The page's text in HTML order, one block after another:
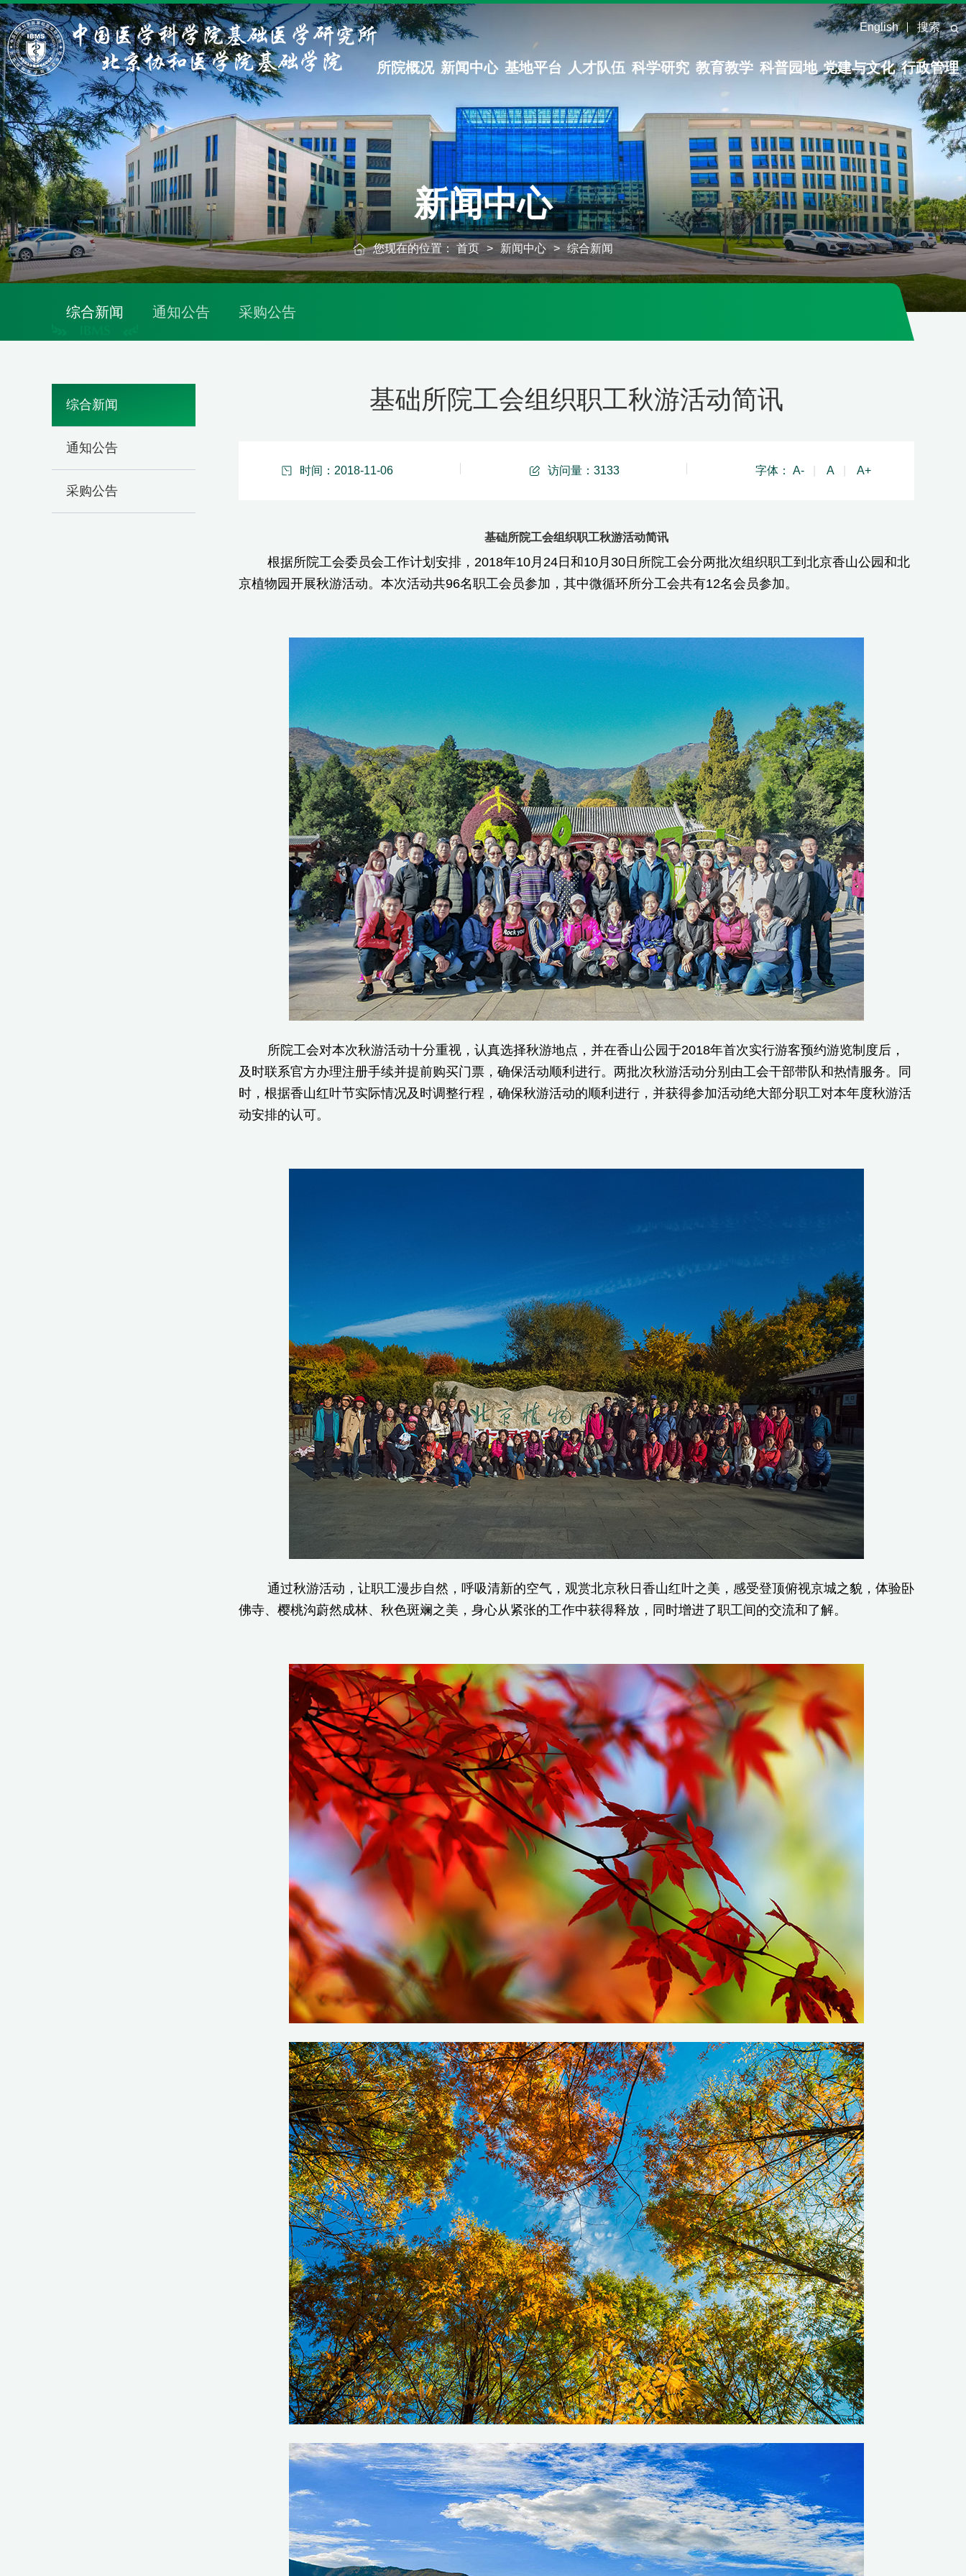
English 搜索
所院概况 新闻中心 基地平台 人才队伍 科学研究 教育教学 科普园地 党建与文化 行政管理
新闻中心
您现在的位置： 首页 > 新闻中心 > 综合新闻
综合新闻 通知公告 采购公告
综合新闻
通知公告
采购公告
基础所院工会组织职工秋游活动简讯
时间：2018-11-06 访问量： 3133 字体： A- A A+
基础所院工会组织职工秋游活动简讯
根据所院工会委员会工作计划安排，2018年10月24日和10月30日所院工会分两批次组织职工到北京香山公园和北
京植物园开展秋游活动。本次活动共96名职工会员参加，其中微循环所分工会共有12名会员参加。
所院工会对本次秋游活动十分重视，认真选择秋游地点，并在香山公园于2018年首次实行游客预约游览制度后，
及时联系官方办理注册手续并提前购买门票，确保活动顺利进行。两批次秋游活动分别由工会干部带队和热情服务。同
时，根据香山红叶节实际情况及时调整行程，确保秋游活动的顺利进行，并获得参加活动绝大部分职工对本年度秋游活
动安排的认可。
通过秋游活动，让职工漫步自然，呼吸清新的空气，观赏北京秋日香山红叶之美，感受登顶俯视京城之貌，体验卧
佛寺、樱桃沟蔚然成林、秋色斑斓之美，身心从紧张的工作中获得释放，同时增进了职工间的交流和了解。